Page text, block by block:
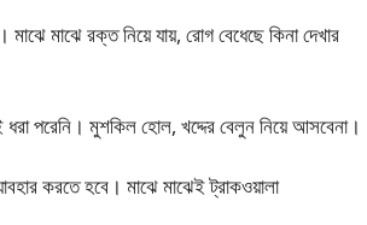
মাঝে রক্ত নিয়ে যায়, রোগ বেধেছে কিনা দেখার
পরেনি। মুশকিল হোল, খদ্দের বেলুন নিয়ে আসবেনা।
করতে হবে। মাঝে মাঝেই ট্রাকওয়ালা